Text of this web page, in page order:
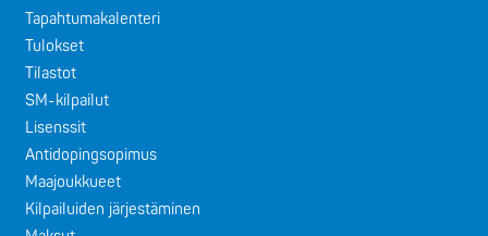
Tapahtumakalenteri
Tulokset
Tilastot
SM-kilpailut
Lisenssit
Antidopingsopimus
Maajoukkueet
Kilpailuiden järjestäminen